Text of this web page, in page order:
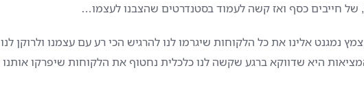
של חייבים כסף ואז קשה לעמוד בסטנדרטים שהצבנו לעצמו…
נמגנט אלינו את כל הלקוחות שיגרמו לנו להרגיש הכי רע עם עצמנו ולרוקן לנו
היא שדווקא ברגע שקשה לנו כלכלית נחטוף את הלקוחות שיפרקו אותנו